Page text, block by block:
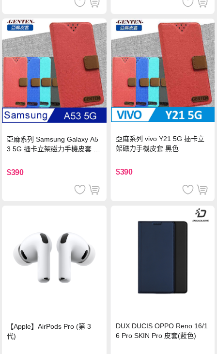
亞麻系列 Samsung Galaxy A5
3 5G 插卡立架磁力手機皮套 藍
$390
亞麻系列 vivo Y21 5G 插卡立
架磁力手機皮套 黑色
$390
【Apple】AirPods Pro (第 3
代)
DUX DUCIS OPPO Reno 16/1
6 Pro SKIN Pro 皮套(藍色)